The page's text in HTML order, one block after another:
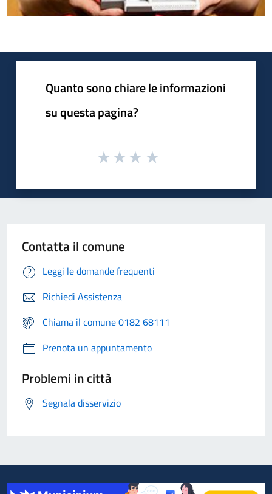
Quanto sono chiare le informazioni
su questa pagina?
Contatta il comune
Leggi le domande frequenti
Richiedi Assistenza
Chiama il comune 0182 68111
Prenota un appuntamento
Problemi in città
Segnala disservizio